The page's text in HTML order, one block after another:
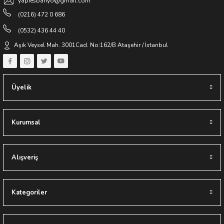
**Destek Hattı:0532 436 44 40
Keyifli Alışverişler Dileriz
Yapıes Banyo / Erkan Ocak
(0216) 472 0 686
(0532) 436 44 40
Aşık Veysel Mah. 3001Cad. No:162/B Ataşehir / İstanbul
Üyelik
Kurumsal
Alışveriş
Kategoriler